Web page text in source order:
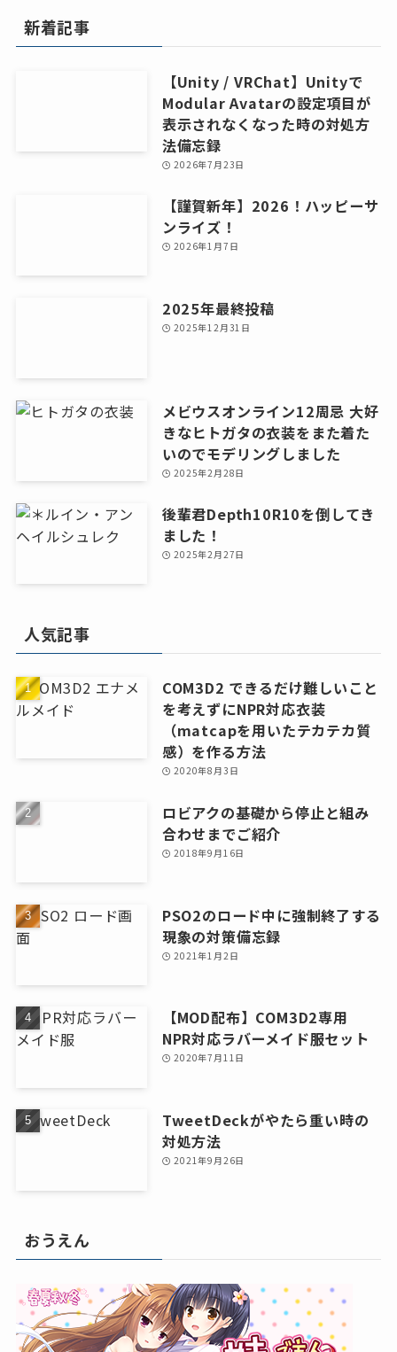
イ
ブ
新着記事
【Unity / VRChat】Unityで
Modular Avatarの設定項目が
表示されなくなった時の対処方
法備忘録
2026年7月23日
【謹賀新年】2026！ハッピーサ
ンライズ！
2026年1月7日
2025年最終投稿
2025年12月31日
メビウスオンライン12周忌 大好
きなヒトガタの衣装をまた着た
いのでモデリングしました
2025年2月28日
後輩君Depth10R10を倒してき
ました！
2025年2月27日
人気記事
COM3D2 できるだけ難しいこと
を考えずにNPR対応衣装
（matcapを用いたテカテカ質
感）を作る方法
2020年8月3日
ロビアクの基礎から停止と組み
合わせまでご紹介
2018年9月16日
PSO2のロード中に強制終了する
現象の対策備忘録
2021年1月2日
【MOD配布】COM3D2専用
NPR対応ラバーメイド服セット
2020年7月11日
TweetDeckがやたら重い時の
対処方法
2021年9月26日
おうえん